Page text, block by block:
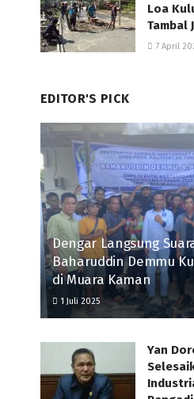
Loa
Tambal
7 April
EDITOR'S PICK
Dengar Langsung
Baharuddin Demmu
di Muara Kaman
1 Juli 2025
Yan